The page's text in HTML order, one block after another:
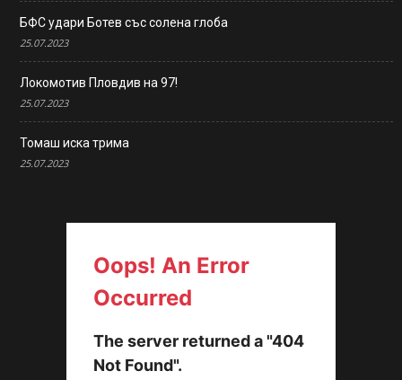
БФС удари Ботев със солена глоба
25.07.2023
Локомотив Пловдив на 97!
25.07.2023
Томаш иска трима
25.07.2023